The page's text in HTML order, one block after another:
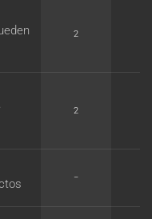
2
2
−